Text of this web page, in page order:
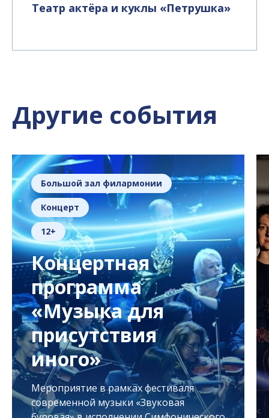
Театр актёра и куклы «Петрушка»
Другие события
Большой зал филармонии
Концерт
12+
Концертная
программа
«Музыка для
присутствия
иного»
Мероприятие в рамках фестиваля
современной музыки «Звуковая